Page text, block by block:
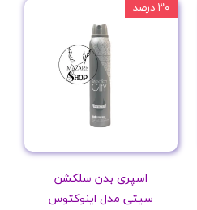
اسپری بدن سلکشن
سیتی مدل اینوکتوس
۳۰ درصد